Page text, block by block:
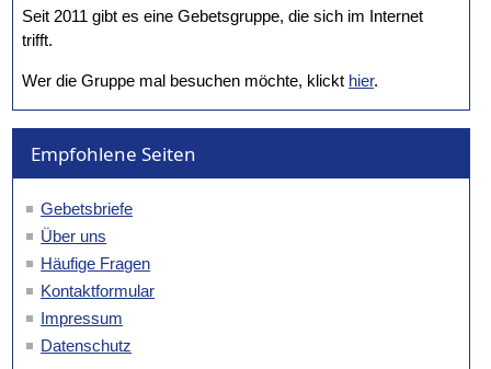
Seit 2011 gibt es eine Gebetsgruppe, die sich im Internet
trifft.
Wer die Gruppe mal besuchen möchte, klickt hier.
Empfohlene Seiten
Gebetsbriefe
Über uns
Häufige Fragen
Kontaktformular
Impressum
Datenschutz